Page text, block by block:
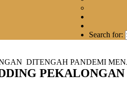
Search for:
DITENGAH PANDEMI